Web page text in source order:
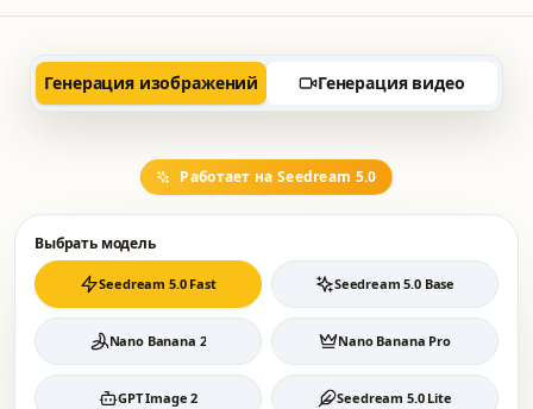
Генерация изображений Генерация видео
Работает на Seedream 5.0
Выбрать модель
Seedream 5.0 Fast Seedream 5.0 Base
Nano Banana 2 Nano Banana Pro
GPT Image 2 Seedream 5.0 Lite